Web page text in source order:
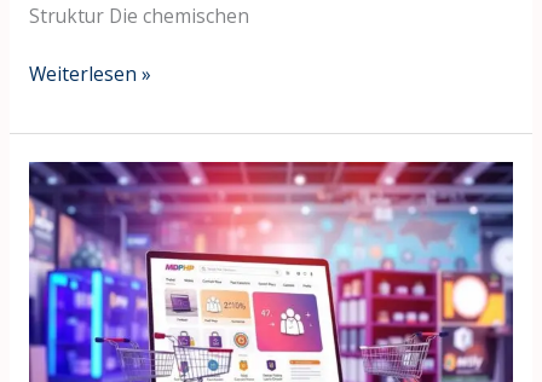
Struktur Die chemischen
Weiterlesen »
MDPHP
Online
Bestellen:
Wie
Sie
einen
vertrauenswürdigen